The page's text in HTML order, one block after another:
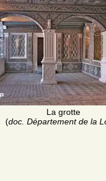
La grotte
(doc. Département de la